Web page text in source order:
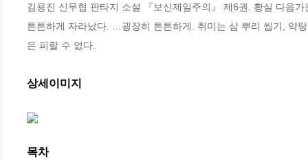
김용진 신무협 판타지 소설 『보신제일주의』 제6권. 황실 다음
튼튼하게 자라났다. …굉장히 튼튼하게. 취미는 삼 뿌리 씹기, 약
은 피할 수 없다.
상세이미지
목차